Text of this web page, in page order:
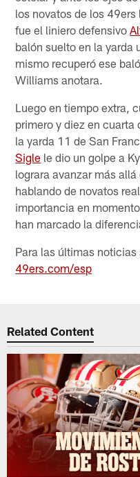
los novatos de los
fue el liniero defensivo
balón suelto en la yarda
mismo recuperó ese
Williams anotara.
Luego en tiempo extra,
primero y diez en cuarta
la yarda 11 de San
Sigle le dio un golpe a
lograra avanzar más
hablando de novatos
importancia en
han marcado la
Para las últimas
49ers.com/esp
Related Content